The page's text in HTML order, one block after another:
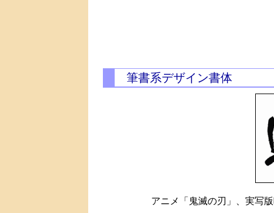
筆書系デザイン書体
アニメ「鬼滅の刃」、実写